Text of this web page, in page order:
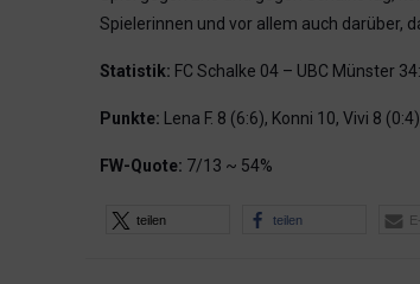
Spielerinnen und vor allem auch darüber,
Statistik: FC Schalke 04 – UBC Münster
Punkte: Lena F. 8 (6:6), Konni 10, Vivi 8
FW-Quote: 7/13 ~ 54%
teilen teilen